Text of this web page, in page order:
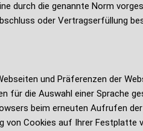
durch die genannte Norm
oder Vertragserfüllung
und Präferenzen der
für die Auswahl einer Sprache
beim erneuten Aufrufen
von Cookies auf Ihrer